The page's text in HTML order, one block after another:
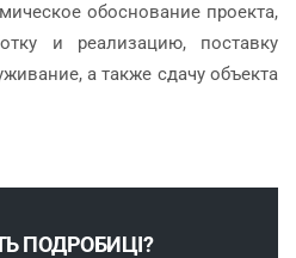
обоснование проекта,
и реализацию, поставку
а также сдачу объекта
ПОДРОБИЦІ?